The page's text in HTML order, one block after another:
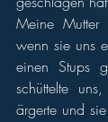
Meine
wenn sie uns
einen Stups
schüttelte
ärgerte und